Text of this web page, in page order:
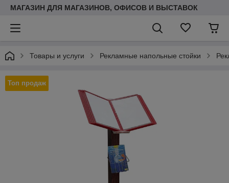
МАГАЗИН ДЛЯ МАГАЗИНОВ, ОФИСОВ И ВЫСТАВОК
Товары и услуги Рекламные напольные стойки
Топ продаж